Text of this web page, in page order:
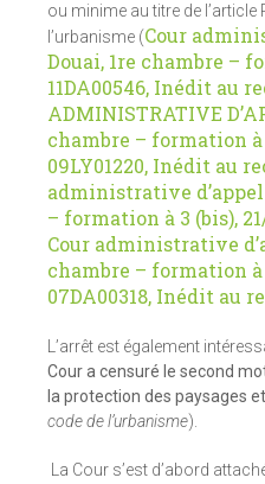
ou minime au titre de l’article
l’urbanisme (Cour
Douai, 1re chambre –
11DA00546, Inédit au
ADMINISTRATIVE
chambre – formation à
09LY01220, Inédit au
administrative d’appel
– formation à 3 (bis),
Cour administrative
chambre – formation à
07DA00318, Inédit au
L’arrêt est également
Cour a censuré le second
la protection des paysages
code de l’urbanisme).
La Cour s’est d’abord